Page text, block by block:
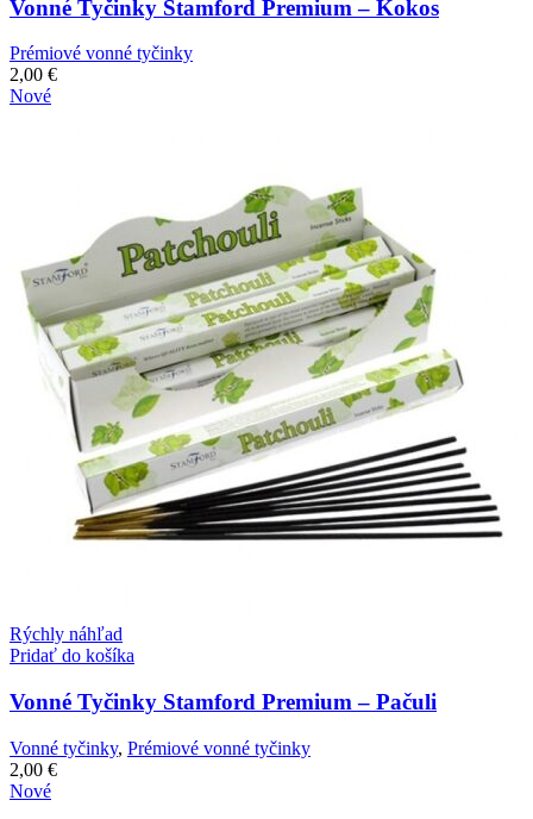
Vonné Tyčinky Stamford Premium – Kokos
Prémiové vonné tyčinky
2,00 €
Nové
Rýchly náhľad
Pridať do košíka
Vonné Tyčinky Stamford Premium – Pačuli
Vonné tyčinky, Prémiové vonné tyčinky
2,00 €
Nové